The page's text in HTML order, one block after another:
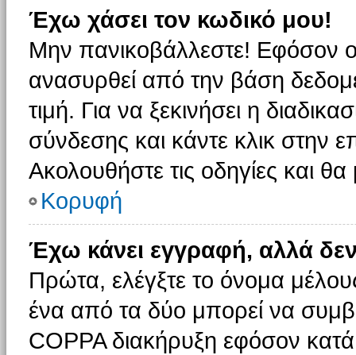
Έχω χάσει τον κωδικό μου!
Μην πανικοβάλλεστε! Εφόσον
ανασυρθεί από την βάση
τιμή. Για να ξεκινήσει η
σύνδεσης και κάντε κλικ στην
Ακολουθήστε τις οδηγίες και
Κορυφή
Έχω κάνει εγγραφή, αλλά
Πρώτα, ελέγξτε το όνομα
ένα από τα δύο μπορεί να
COPPA διακήρυξη εφόσον κατά